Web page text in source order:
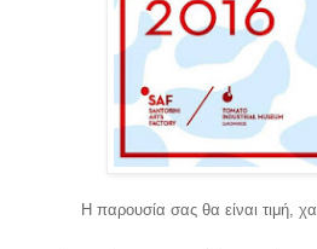
Η παρουσία σας θα είναι τιμή,